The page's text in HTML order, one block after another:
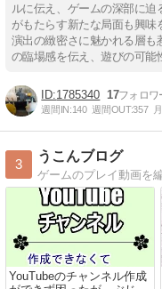
ルに伝え、ゲームの深部に
がもたらす新たな局面も興
演出の緻密さに魅かれる層も
の臨場感を伝え、遊びの可能
1785340 17
週間IN:140 週間OUT:357
3
うこんブログ
YouTubeのチャンネル作成